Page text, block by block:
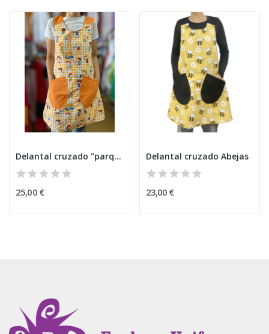
Delantal cruzado "parque infantil"
25,00 €
Delantal cruzado Abejas
23,00 €